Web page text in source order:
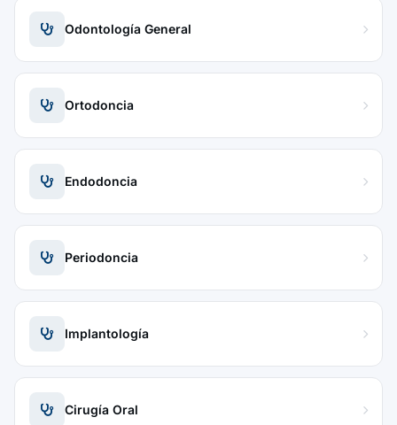
Odontología General
Ortodoncia
Endodoncia
Periodoncia
Implantología
Cirugía Oral